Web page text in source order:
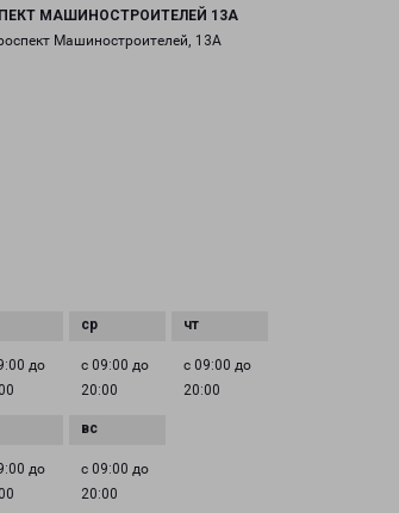
МАШИНОСТРОИТЕЛЕЙ 13А
Машиностроителей, 13А
до
с 09:00 до
20:00
с 09:00 до
20:00
до
с 09:00 до
20:00